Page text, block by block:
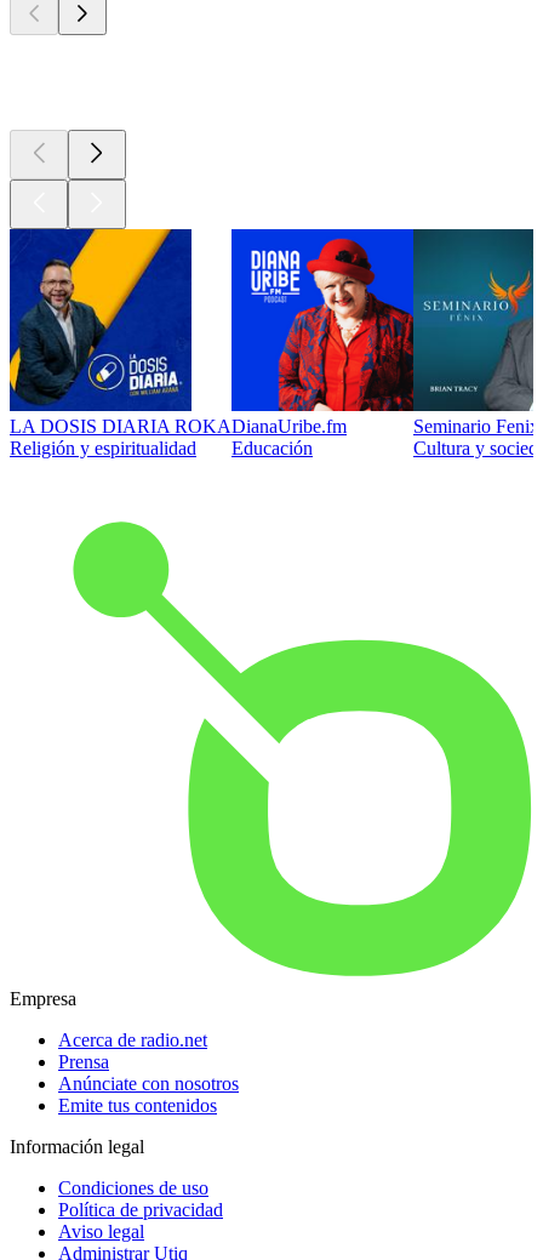
LA DOSIS DIARIA ROKA
Religión y espiritualidad
DianaUribe.fm
Educación
Seminario
Cultura y
Empresa
Acerca de radio.net
Prensa
Anúnciate con nosotros
Emite tus contenidos
Información legal
Condiciones de uso
Política de privacidad
Aviso legal
Administrar Utiq